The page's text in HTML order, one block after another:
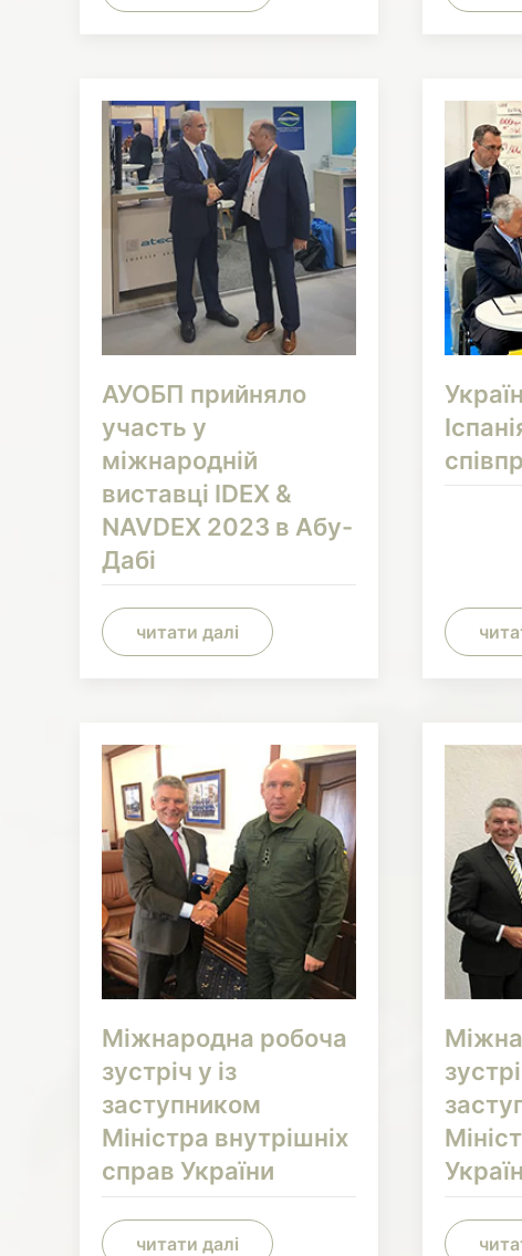
АУОБП прийняло
участь у
міжнародній
виставці IDEX &
NAVDEX 2023 в Абу-
Дабі
читати далі
Міжнародна робоча
зустріч у із
заступником
Міністра внутрішніх
справ України
читати далі